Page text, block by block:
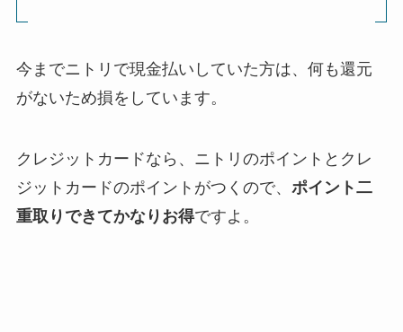
今までニトリで現金払いしていた方は、何も還元
がないため損をしています。
クレジットカードなら、ニトリのポイントとクレ
ジットカードのポイントがつくので、 ポイント二
重取りできてかなりお得ですよ。